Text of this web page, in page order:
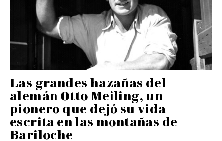
Las grandes hazañas del
alemán Otto Meiling, un
pionero que dejó su vida
escrita en las montañas de
Bariloche